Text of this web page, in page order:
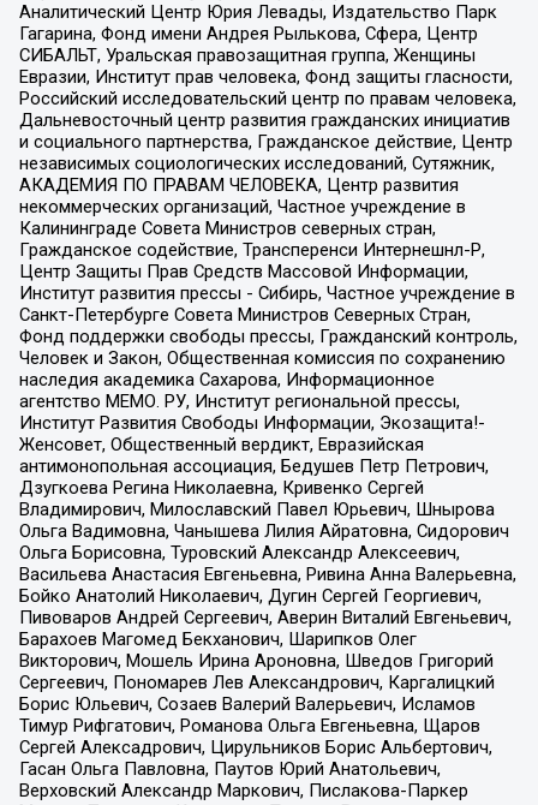
Аналитический Центр Юрия Левады, Издательство Парк
Гагарина, Фонд имени Андрея Рылькова, Сфера, Центр
СИБАЛЬТ, Уральская правозащитная группа, Женщины
Евразии, Институт прав человека, Фонд защиты гласности,
Российский исследовательский центр по правам человека,
Дальневосточный центр развития гражданских инициатив
и социального партнерства, Гражданское действие, Центр
независимых социологических исследований, Сутяжник,
АКАДЕМИЯ ПО ПРАВАМ ЧЕЛОВЕКА, Центр развития
некоммерческих организаций, Частное учреждение в
Калининграде Совета Министров северных стран,
Гражданское содействие, Трансперенси Интернешнл-Р,
Центр Защиты Прав Средств Массовой Информации,
Институт развития прессы - Сибирь, Частное учреждение в
Санкт-Петербурге Совета Министров Северных Стран,
Фонд поддержки свободы прессы, Гражданский контроль,
Человек и Закон, Общественная комиссия по сохранению
наследия академика Сахарова, Информационное
агентство МЕМО. РУ, Институт региональной прессы,
Институт Развития Свободы Информации, Экозащита!-
Женсовет, Общественный вердикт, Евразийская
антимонопольная ассоциация, Бедушев Петр Петрович,
Дзугкоева Регина Николаевна, Кривенко Сергей
Владимирович, Милославский Павел Юрьевич, Шнырова
Ольга Вадимовна, Чанышева Лилия Айратовна, Сидорович
Ольга Борисовна, Туровский Александр Алексеевич,
Васильева Анастасия Евгеньевна, Ривина Анна Валерьевна,
Бойко Анатолий Николаевич, Дугин Сергей Георгиевич,
Пивоваров Андрей Сергеевич, Аверин Виталий Евгеньевич,
Барахоев Магомед Бекханович, Шарипков Олег
Викторович, Мошель Ирина Ароновна, Шведов Григорий
Сергеевич, Пономарев Лев Александрович, Каргалицкий
Борис Юльевич, Созаев Валерий Валерьевич, Исламов
Тимур Рифгатович, Романова Ольга Евгеньевна, Щаров
Сергей Алексадрович, Цирульников Борис Альбертович,
Гасан Ольга Павловна, Паутов Юрий Анатольевич,
Верховский Александр Маркович, Пислакова-Паркер